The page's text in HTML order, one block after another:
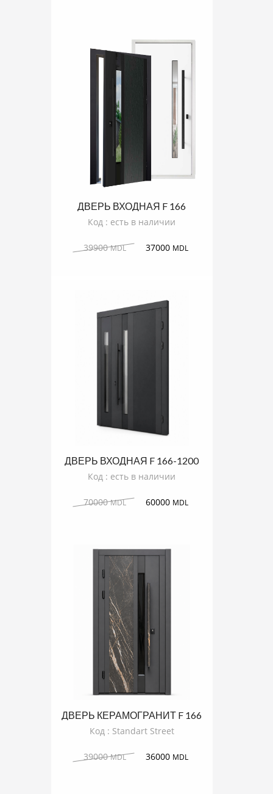
ДВЕРЬ ВХОДНАЯ F 166
Код : есть в наличии
39900MDL 37000 MDL
ДВЕРЬ ВХОДНАЯ F 166-1200
Код : есть в наличии
70000MDL 60000 MDL
ДВЕРЬ КЕРАМОГРАНИТ F 166
Код : Standart Street
39000MDL 36000 MDL